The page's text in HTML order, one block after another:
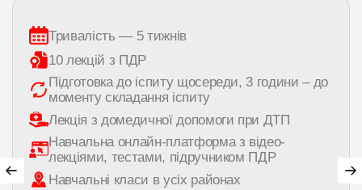
Тривалість — 5 тижнів
10 лекцій з ПДР
Підготовка до іспиту щосереди, 3 години – до
моменту складання іспиту
Лекція з домедичної допомоги при ДТП
Навчальна онлайн-платформа з відео-
лекціями, тестами, підручником ПДР
Навчальні класи в усіх районах